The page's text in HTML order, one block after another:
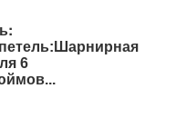
Шарнирная
6